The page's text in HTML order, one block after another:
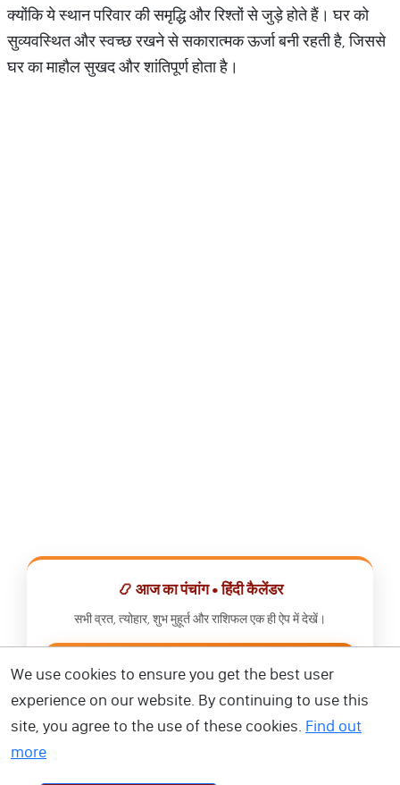
क्योंकि ये स्थान परिवार की समृद्धि और रिश्तों से जुड़े होते हैं। घर को
सुव्यवस्थित और स्वच्छ रखने से सकारात्मक ऊर्जा बनी रहती है, जिससे
घर का माहौल सुखद और शांतिपूर्ण होता है।
📿 आज का पंचांग • हिंदी कैलेंडर
सभी व्रत, त्योहार, शुभ मुहूर्त और राशिफल एक ही ऐप में देखें।
📅 हिंदी कैलेंडर ऐप डाउनलोड करें
We use cookies to ensure you get the best user
experience on our website. By continuing to use this
site, you agree to the use of these cookies. Find out
more